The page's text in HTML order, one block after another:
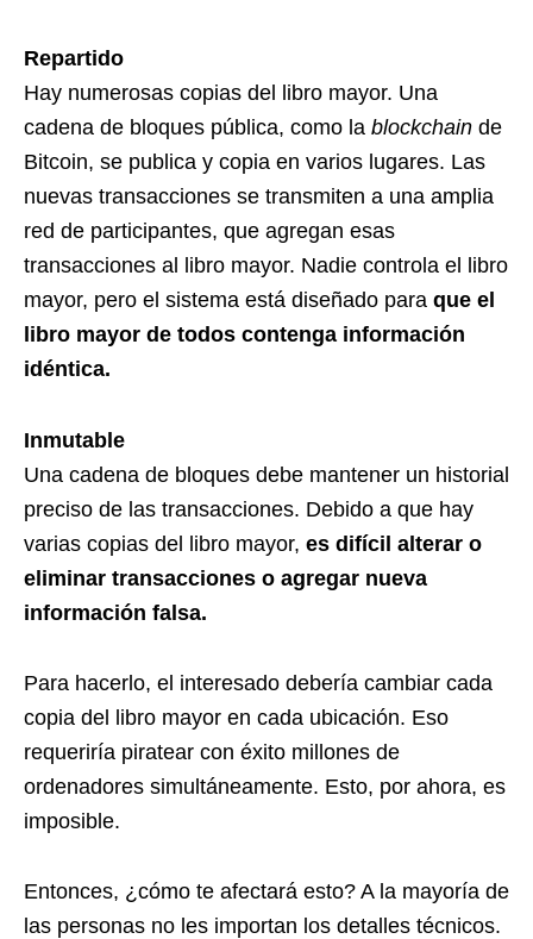
Repartido
Hay numerosas copias del libro mayor. Una
cadena de bloques pública, como la blockchain de
Bitcoin, se publica y copia en varios lugares. Las
nuevas transacciones se transmiten a una amplia
red de participantes, que agregan esas
transacciones al libro mayor. Nadie controla el libro
mayor, pero el sistema está diseñado para que el
libro mayor de todos contenga información
idéntica.
Inmutable
Una cadena de bloques debe mantener un historial
preciso de las transacciones. Debido a que hay
varias copias del libro mayor, es difícil alterar o
eliminar transacciones o agregar nueva
información falsa.
Para hacerlo, el interesado debería cambiar cada
copia del libro mayor en cada ubicación. Eso
requeriría piratear con éxito millones de
ordenadores simultáneamente. Esto, por ahora, es
imposible.
Entonces, ¿cómo te afectará esto? A la mayoría de
las personas no les importan los detalles técnicos.